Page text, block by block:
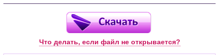
Что делать, если файл не открывается?